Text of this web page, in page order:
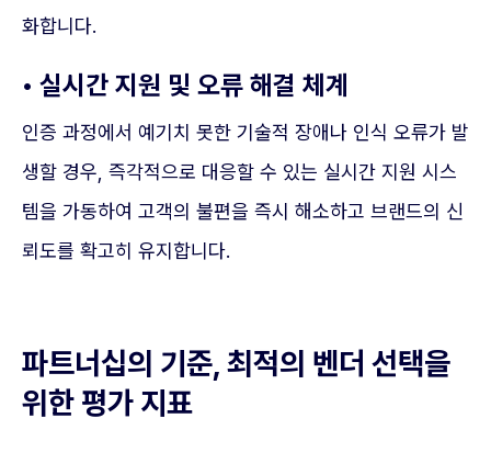
화합니다.
• 실시간 지원 및 오류 해결 체계
인증 과정에서 예기치 못한 기술적 장애나 인식 오류가 발
생할 경우, 즉각적으로 대응할 수 있는 실시간 지원 시스
템을 가동하여 고객의 불편을 즉시 해소하고 브랜드의 신
뢰도를 확고히 유지합니다.
파트너십의 기준, 최적의 벤더 선택을
위한 평가 지표